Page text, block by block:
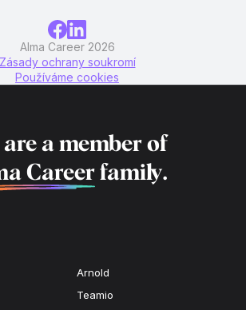
Alma Career 2026
Zásady ochrany soukromí
Používáme cookies
are a member of
Career family.
Arnold
Teamio